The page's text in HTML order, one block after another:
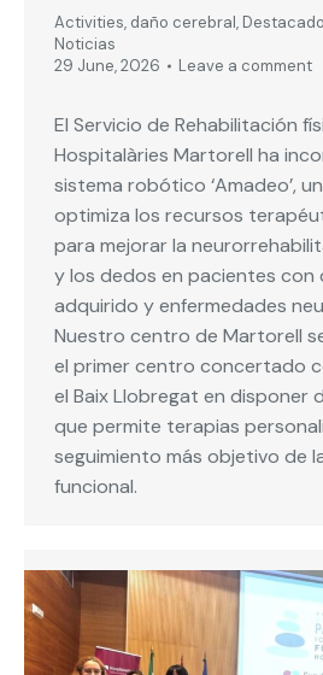
Activities, daño cerebral,
Noticias
29 June, 2026
Leave a comment
El Servicio de Rehabilitación
Hospitalàries Martorell ha
sistema robótico ‘Amadeo’,
optimiza los recursos
para mejorar la
y los dedos en pacientes con
adquirido y enfermedades
Nuestro centro de Martorell
el primer centro concertado
el Baix Llobregat en disponer
que permite terapias
seguimiento más objetivo de
funcional.